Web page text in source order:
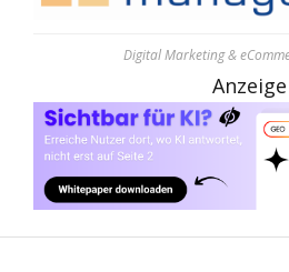
Digital Marketing &
Anzeige